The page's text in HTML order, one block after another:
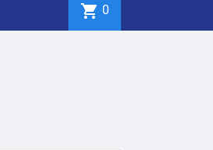
shopping_cart 0